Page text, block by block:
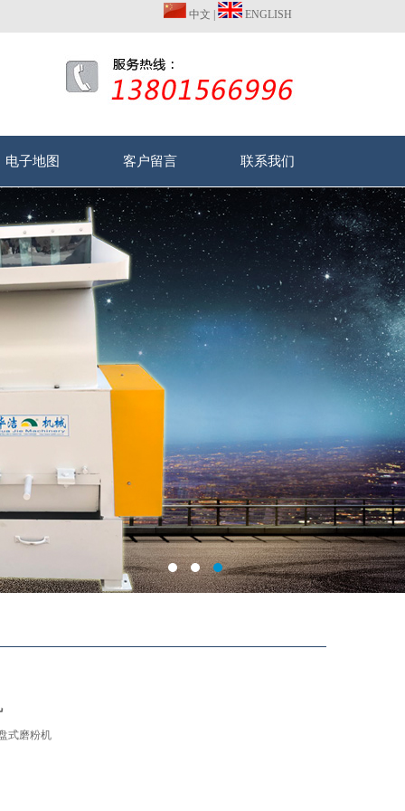
中文 ENGLISH
电子地图 客户留言 联系我们
式磨粉机